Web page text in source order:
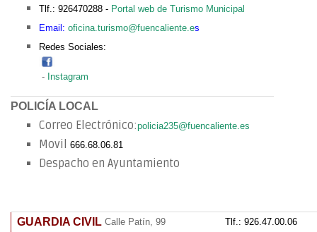
Tlf.: 926470288 - Portal web de Turismo Municipal
Email: oficina.turismo@fuencaliente.es
Redes Sociales:
- Instagram
POLICÍA LOCAL
Correo Electrónico:policia235@fuencaliente.es
Movil 666.68.06.81
Despacho en Ayuntamiento
GUARDIA CIVIL Calle Patín, 99 Tlf.: 926.47.00.06